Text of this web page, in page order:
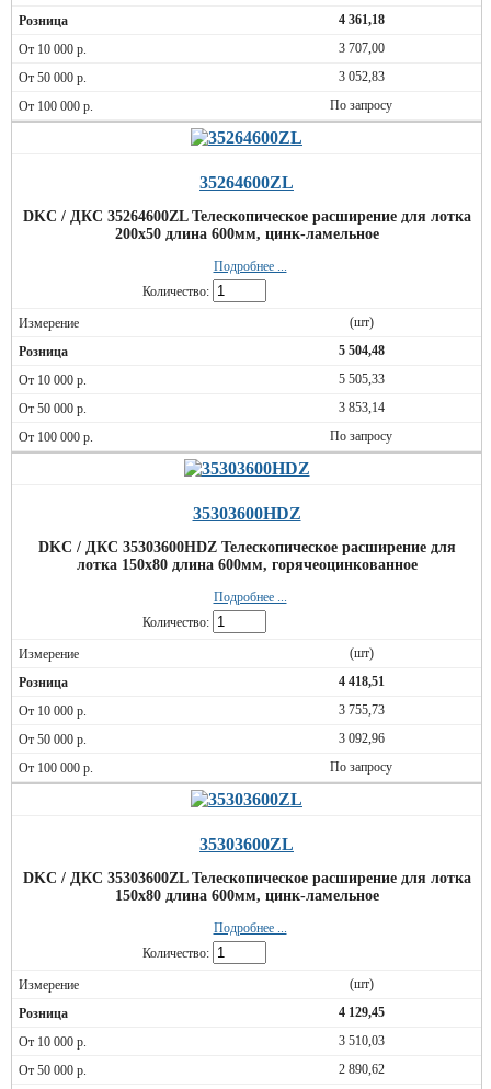
4 361,18
3 707,00
3 052,83
По запросу
35264600ZL
DKC / ДКС 35264600ZL Телескопическое расширение для лотка
200х50 длина 600мм, цинк-ламельное
Подробнее ...
Количество:
(шт)
5 504,48
5 505,33
3 853,14
По запросу
35303600HDZ
DKC / ДКС 35303600HDZ Телескопическое расширение для
лотка 150х80 длина 600мм, горячеоцинкованное
Подробнее ...
Количество:
(шт)
4 418,51
3 755,73
3 092,96
По запросу
35303600ZL
DKC / ДКС 35303600ZL Телескопическое расширение для лотка
150х80 длина 600мм, цинк-ламельное
Подробнее ...
Количество:
(шт)
4 129,45
3 510,03
2 890,62